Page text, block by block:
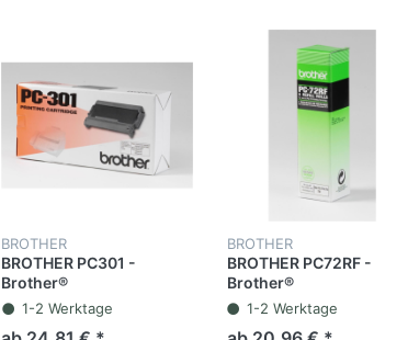
BROTHER
BROTHER PC301 -
Brother®
Thermotransferband,
Mehrfachkassette, PC-
1-2 Werktage
BROTHER
BROTHER PC72RF -
Brother®
Thermotransferrolle, PC-
72RF, Schwarz, 144
1-2 Werktage